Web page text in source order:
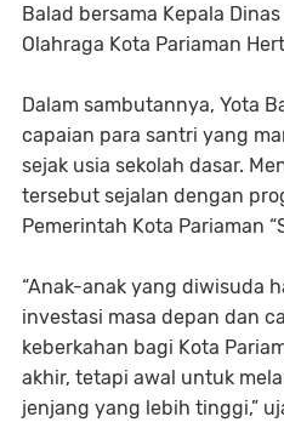
Balad bersama Kepala
Olahraga Kota Pariaman
Dalam sambutannya, Yota
capaian para santri yang
sejak usia sekolah dasar.
tersebut sejalan dengan
Pemerintah Kota Pariaman
“Anak-anak yang diwisuda
investasi masa depan dan
keberkahan bagi Kota
akhir, tetapi awal untuk
jenjang yang lebih tinggi,”